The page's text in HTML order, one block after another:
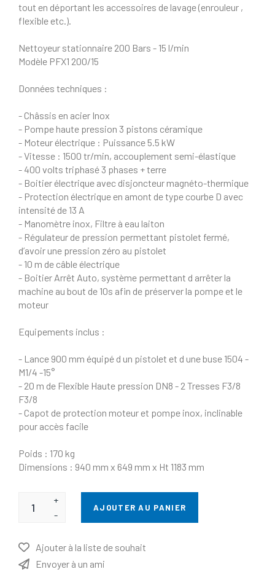
tout en déportant les accessoires de lavage (enrouleur ,
flexible etc.).
Nettoyeur stationnaire 200 Bars - 15 l/min
Modèle PFX1 200/15
Données techniques :
- Châssis en acier Inox
- Pompe haute pression 3 pistons céramique
- Moteur électrique : Puissance 5.5 kW
- Vitesse : 1500 tr/min, accouplement semi-élastique
- 400 volts triphasé 3 phases + terre
- Boitier électrique avec disjoncteur magnéto-thermique
- Protection électrique en amont de type courbe D avec
intensité de 13 A
- Manomètre inox, Filtre à eau laiton
- Régulateur de pression permettant pistolet fermé,
d’avoir une pression zéro au pistolet
- 10 m de câble électrique
- Boitier Arrêt Auto, système permettant d arrêter la
machine au bout de 10s afin de préserver la pompe et le
moteur
Equipements inclus :
- Lance 900 mm équipé d un pistolet et d une buse 1504 -
M1/4 -15°
- 20 m de Flexible Haute pression DN8 - 2 Tresses F3/8
F3/8
- Capot de protection moteur et pompe inox, inclinable
pour accès facile
Poids : 170 kg
Dimensions : 940 mm x 649 mm x Ht 1183 mm
+
-
AJOUTER AU PANIER
Ajouter à la liste de souhait
Envoyer à un ami